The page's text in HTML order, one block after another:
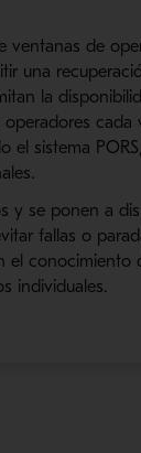
ventanas de
una
la
cada
el sistema PORS
.
y se ponen a
fallas o
el
individuales.